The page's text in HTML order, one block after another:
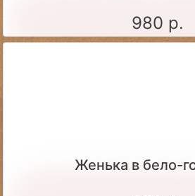
980 р.
Женька в бело-